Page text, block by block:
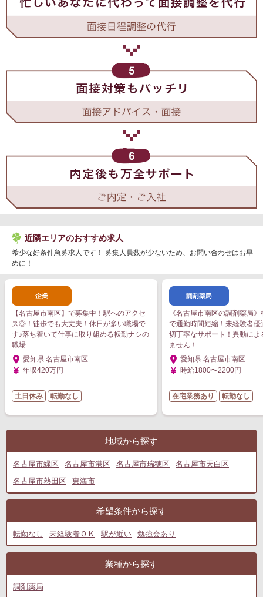
近隣エリアのおすすめ求人
希少な好条件急募求人です！ 募集人員数が少ないため、お問い合わせはお早
めに！
【名古屋市南区】で募集中！駅へのアクセ
ス◎！徒歩でも大丈夫！休日が多い職場で
す♪落ち着いて仕事に取り組める転勤ナシの
職場
愛知県 名古屋市南区
年収420万円
土日休み 転勤なし
《名古屋市南区の調剤薬局
で通勤時間短縮！未経験者優
切丁寧なサポート！異動によ
ません！
愛知県 名古屋市南区
時給1800〜2200円
在宅業務あり 転勤なし
地域から探す
名古屋市緑区 名古屋市港区 名古屋市瑞穂区
名古屋市天白区
名古屋市熱田区
東海市
希望条件から探す
転勤なし 未経験者ＯＫ 駅が近い 勉強会あり
業種から探す
調剤薬局